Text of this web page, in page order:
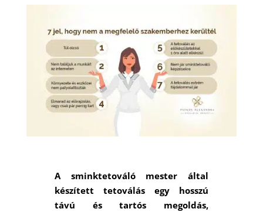
A sminktetováló mester által
készített tetoválás egy hosszú
távú és tartós megoldás,